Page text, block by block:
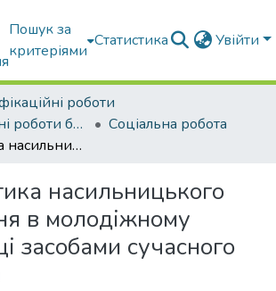
Пошук за
критеріями
Статистика Увійти
роботи
Кваліфікаційні роботи бакалаврів
Соціальна робота
Профілактика насильницького спілкування в молодіжному середовищі засобами сучасного мистецтва
насильницького
в молодіжному
засобами сучасного